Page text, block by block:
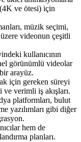
ve ötesi) için
müzik seçimi,
videonun çeşitli
kullanıcının
görünümlü videolar
arayüz.
için gereken süreyi
verimli iş akışları.
platformları, bulut
yazılımları gibi diğer
hem de
planları.